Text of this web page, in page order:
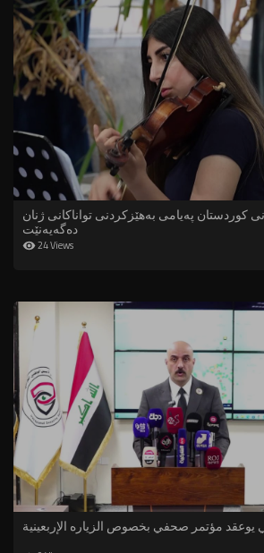
کوردستان پەیامی بەهێزکردنی تواناکانی ژنان
دەگەیەنێت
24 Views
يوعقد مؤتمر صحفي بخصوص الزياره الإربعينية